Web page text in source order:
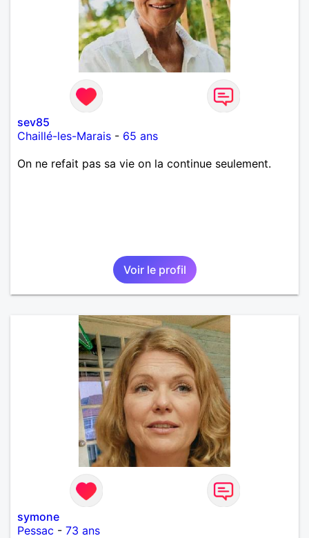
sev85
Chaillé-les-Marais - 65 ans
On ne refait pas sa vie on la continue seulement.
Voir le profil
symone
Pessac - 73 ans